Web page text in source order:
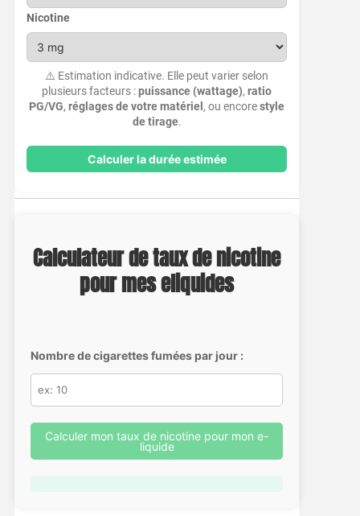
Nicotine
⚠️ Estimation indicative. Elle peut varier selon
plusieurs facteurs :puissance (wattage),ratio
PG/VG,réglages de votre matériel , ou encorestyle
de tirage.
Calculer la durée estimée
Calculateur de taux de nicotine
pour mes eliquides
Nombre de cigarettes fumées par jour :
Calculer mon taux de nicotine pour mon e-
liquide